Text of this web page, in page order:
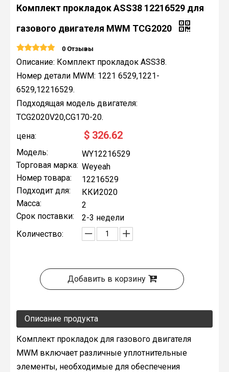
Комплект прокладок ASS38 12216529 для
газового двигателя MWM TCG2020
0 Отзывы
Описание: Комплект прокладок ASS38.
Номер детали MWM: 1221 6529,1221-
6529,12216529.
Подходящая модель двигателя:
TCG2020V20,CG170-20.
цена:
$ 326.62
Модель:
WY12216529
Торговая марка: Weyeah
Номер товара:
12216529
Подходит для:
ККИ2020
Масса:
2
Срок поставки:
2-3 недели
Количество:
Добавить в корзину
Описание продукта
Комплект прокладок для газового двигателя
MWM включает различные уплотнительные
элементы, необходимые для обеспечения